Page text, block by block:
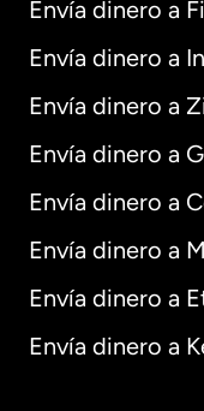
Envía dinero a
Envía dinero a
Envía dinero a
Envía dinero a
Envía dinero a
Envía dinero a
Envía dinero a
Envía dinero a